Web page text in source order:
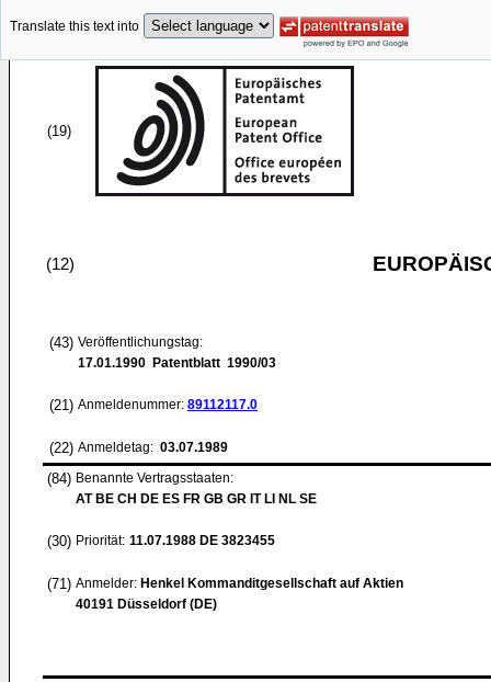
Translate this text into
(19)
(12)
(43) Veröffentlichungstag:
17.01.1990 Patentblatt 1990/03
(21) Anmeldenummer: 89112117.0
(22) Anmeldetag: 03.07.1989
(84) Benannte Vertragsstaaten:
AT BE CH DE ES FR GB GR IT LI NL SE
(30) Priorität: 11.07.1988 DE 3823455
(71) Anmelder: Henkel Kommanditgesellschaft auf Aktien
40191 Düsseldorf (DE)